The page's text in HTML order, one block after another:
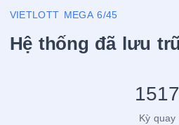
VIETLOTT MEGA 6/45
Hệ thống đã lưu
1517
Kỳ quay